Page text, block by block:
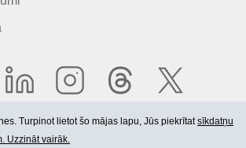
Turpinot lietot šo mājas lapu, Jūs piekrītatsīkdatņu
Uzzināt vairāk.